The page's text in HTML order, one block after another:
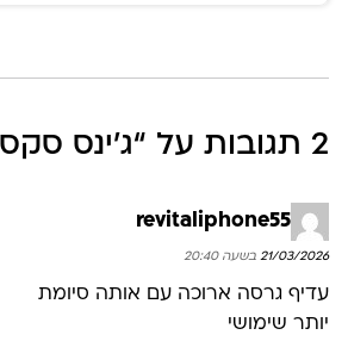
2 תגובות על “ ג׳ינס
revitaliphone55
21/03/2026 בשעה 20:40
עדיף גרסה ארוכה עם אותה סיומת
יותר שימושי